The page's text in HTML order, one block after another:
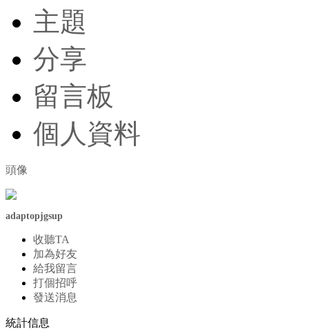
主題
分享
留言板
個人資料
頭像
adaptopjgsup
收聽TA
加為好友
給我留言
打個招呼
發送消息
統計信息